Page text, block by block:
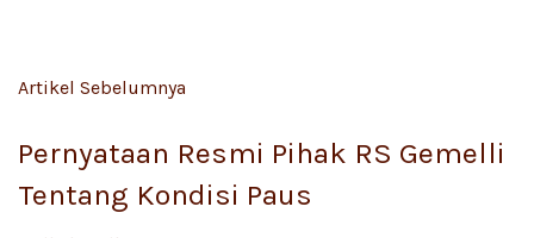
Artikel Sebelumnya
Pernyataan Resmi Pihak RS Gemelli
Tentang Kondisi Paus